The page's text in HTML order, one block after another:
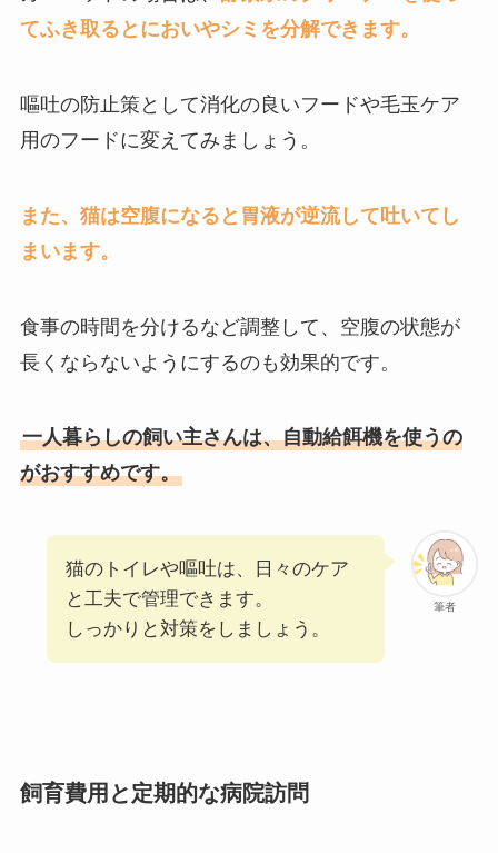
てふき取るとにおいやシミを分解できます。
嘔吐の防止策として消化の良いフードや毛玉ケア
用のフードに変えてみましょう。
また、猫は空腹になると胃液が逆流して吐いてし
まいます。
食事の時間を分けるなど調整して、空腹の状態が
長くならないようにするのも効果的です。
一人暮らしの飼い主さんは、自動給餌機を使うの
がおすすめです。
筆者
猫のトイレや嘔吐は、日々のケア
と工夫で管理できます。
しっかりと対策をしましょう。
飼育費用と定期的な病院訪問